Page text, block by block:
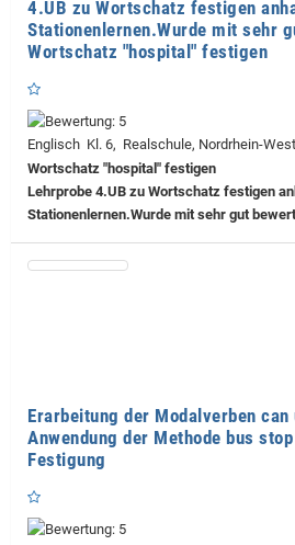
4.UB zu Wortschatz festigen
Stationenlernen.Wurde mit sehr
Wortschatz "hospital" festigen
Englisch Kl. 6, Realschule, Nordrhein-
Wortschatz "hospital" festigen
Lehrprobe 4.UB zu Wortschatz festigen
Stationenlernen.Wurde mit sehr gut
Erarbeitung der Modalverben can
Anwendung der Methode bus
Festigung